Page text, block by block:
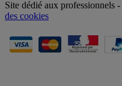
Site dédié aux professionnels -
des cookies